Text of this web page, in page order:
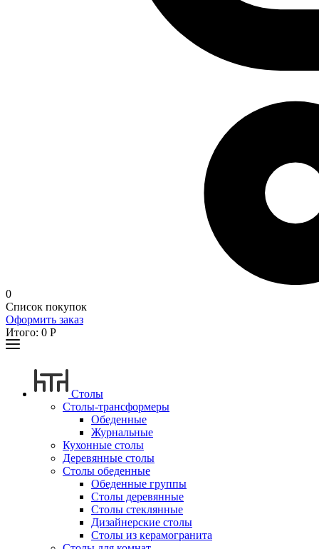
0
Список покупок
Оформить заказ
Итого: 0 Р
Столы
Столы-трансформеры
Обеденные
Журнальные
Кухонные столы
Деревянные столы
Столы обеденные
Обеденные группы
Столы деревянные
Столы стеклянные
Дизайнерские столы
Столы из керамогранита